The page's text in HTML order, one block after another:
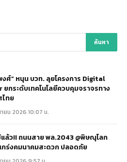
งศ์” หนุน บวท. ลุยโครงการ Digital
ยกระดับเทคโนโลยีควบคุมจราจรทาง
ไทย
ยน 2026 10:07 น.
แล้ว!! ถนนสาย พล.2043 @พิษณุโลก
กร่งคมนาคมสะดวก ปลอดภัย